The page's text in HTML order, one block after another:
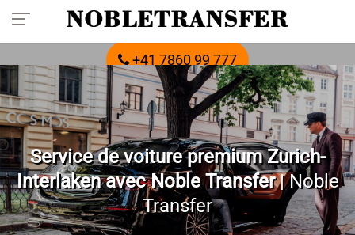
Réservez votre transfert privé à l'avance :
appelez-nous
+41 7860 99 777
Service de voiture premium Zurich-
Interlaken avec Noble Transfer| Noble
Transfer